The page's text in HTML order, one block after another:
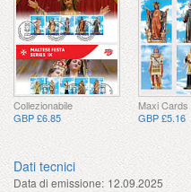
Collezionabile
GBP £6.85
Maxi Cards
GBP £5.16
Dati tecnici
Data di emissione: 12.09.2025